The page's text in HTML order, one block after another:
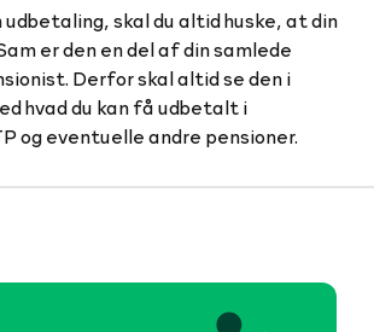
udbetaling, skal du altid huske, at din
er den en del af din samlede
Derfor skal altid se den i
hvad du kan få udbetalt i
og eventuelle andre pensioner.